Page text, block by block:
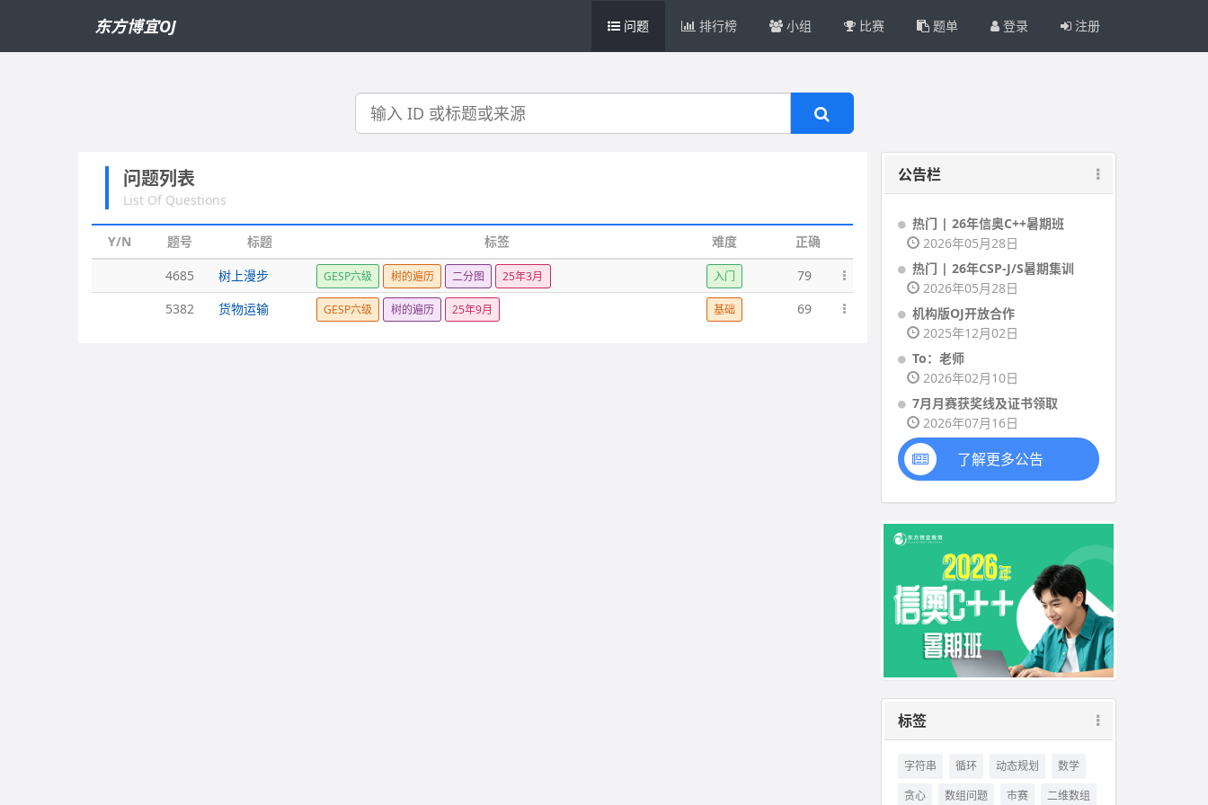
东方博宜OJ 问题 排行榜 小组 比赛 题单 登录 注册
搜
问题列表
List Of Questions
Y/N 题号 标题 标签 难度
正确
4685
树上漫步 GESP六级 树的遍历 二分图 25年3月 入门
79
5382
货物运输 GESP六级 树的遍历 25年9月 基础 69
公告栏
热门 | 26年信奥C++暑期班
2026年05月28日
热门 | 26年CSP-J/S暑期集训
2026年05月28日
机构版OJ开放合作
2025年12月02日
To：老师
2026年02月10日
7月月赛获奖线及证书领取
2026年07月16日
了解更多公告
标签
字符串 循环 动态规划
数学
贪心
数组问题 市赛 二维数组